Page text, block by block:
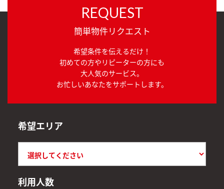
REQUEST
簡単物件リクエスト
希望条件を伝えるだけ！
初めての方やリピーターの方にも
大人気のサービス。
お忙しいあなたをサポートします。
希望エリア
利用人数